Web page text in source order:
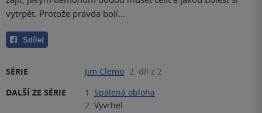
vytrpět. Protože pravda bolí…
Sdílet
SÉRIE Jim Clemo 2. díl z 2
DALŠÍ ZE SÉRIE
1. Spálená obloha
2. Vyvrhel